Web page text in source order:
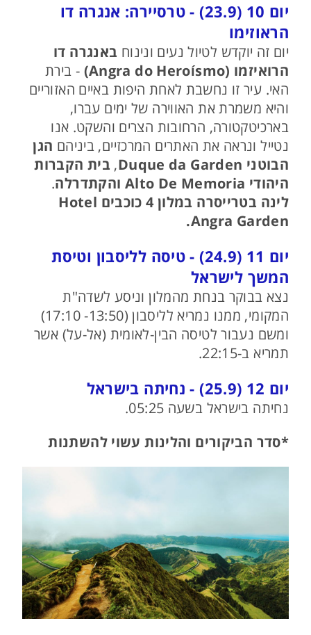
יום 10 (23.9) - טרסיירה: אנגרה דו
הראוזימו
יום זה יוקדש לטיול נעים ונינוח באנגרה דו
הרואיזמו (Angra do Heroísmo)
- בירת
האי. עיר זו נחשבת לאחת היפות באיים האזוריים
והיא משמרת את האווירה של ימים עברו,
בארכיטקטורה, הרחובות הצרים והשקט. אנו
נטייל ונראה את האתרים המרכזיים, ביניהם הגן
הבוטני Duque da Garden
, בית הקברות
היהודי Alto De Memoria והקתדרלה
.
לינה בטרייסרה במלון 4 כוכבים Hotel
Angra Garden.
יום 11 (24.9) - טיסה לליסבון וטיסת
המשך לישראל
נצא בבוקר בנחת מהמלון וניסע לשדה"ת
המקומי, ממנו נמריא לליסבון (13:50- 17:10)
ומשם נעבור לטיסה הבין-לאומית (אל-על) אשר
תמריא ב-22:15.
יום 12 (25.9) - נחיתה בישראל
נחיתה בישראל בשעה 05:25.
*סדר הביקורים והלינות עשוי להשתנות